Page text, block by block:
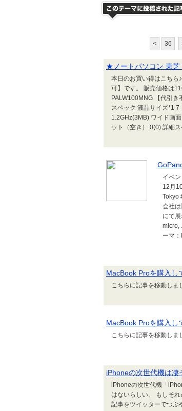
< 36
★ノートパソコン 東芝
本日のお買い得はこちら
可】です。 販売価格は
PALW100MNG 【代引
スペック 液晶サイズ*1
1.2GHz(3MB) ワイド画
ット（空き） 0(0) 詳細
イベ
12月
Tokyo
会社
にて
micro,
ーマ
MacBook Proを購入し
こちらに記事を移動しま
MacBook Proを購入し
こちらに記事を移動しま
iPhoneの次世代機は凄
iPhoneの次世代機「
はないらしい。 もしそ
記事をツイッターでつぶ